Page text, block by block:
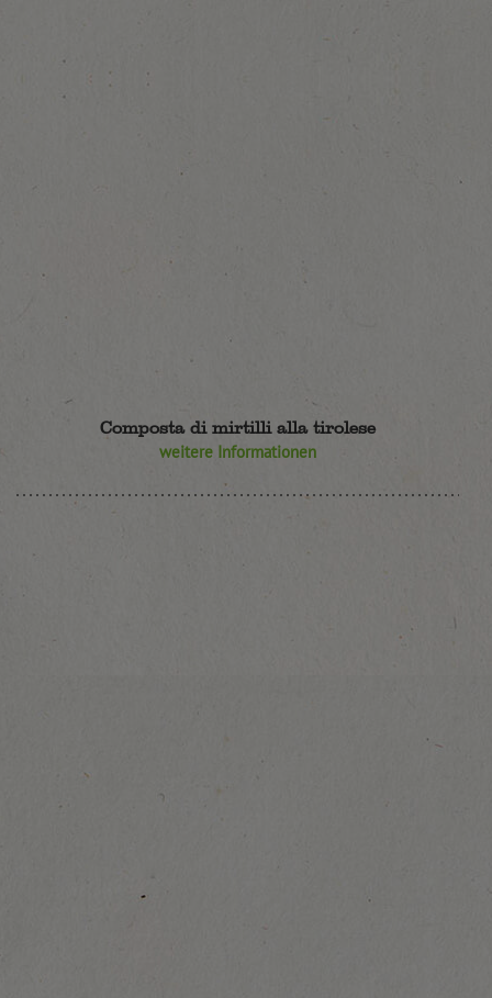
Composta di mirtilli alla tirolese
weitere Informationen